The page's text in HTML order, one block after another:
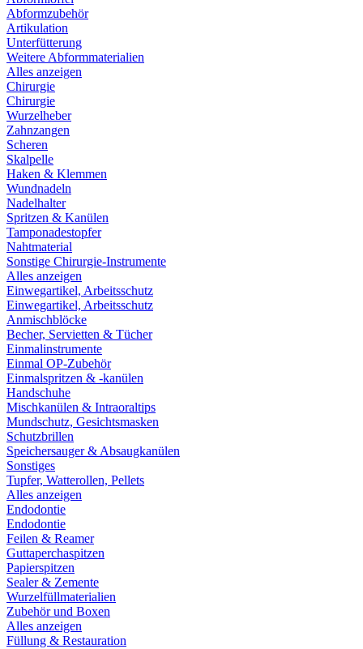
Abformzubehör
Artikulation
Unterfütterung
Weitere Abformmaterialien
Alles anzeigen
Chirurgie
Chirurgie
Wurzelheber
Zahnzangen
Scheren
Skalpelle
Haken & Klemmen
Wundnadeln
Nadelhalter
Spritzen & Kanülen
Tamponadestopfer
Nahtmaterial
Sonstige Chirurgie-Instrumente
Alles anzeigen
Einwegartikel, Arbeitsschutz
Einwegartikel, Arbeitsschutz
Anmischblöcke
Becher, Servietten & Tücher
Einmalinstrumente
Einmal OP-Zubehör
Einmalspritzen & -kanülen
Handschuhe
Mischkanülen & Intraoraltips
Mundschutz, Gesichtsmasken
Schutzbrillen
Speichersauger & Absaugkanülen
Sonstiges
Tupfer, Watterollen, Pellets
Alles anzeigen
Endodontie
Endodontie
Feilen & Reamer
Guttaperchaspitzen
Papierspitzen
Sealer & Zemente
Wurzelfüllmaterialien
Zubehör und Boxen
Alles anzeigen
Füllung & Restauration